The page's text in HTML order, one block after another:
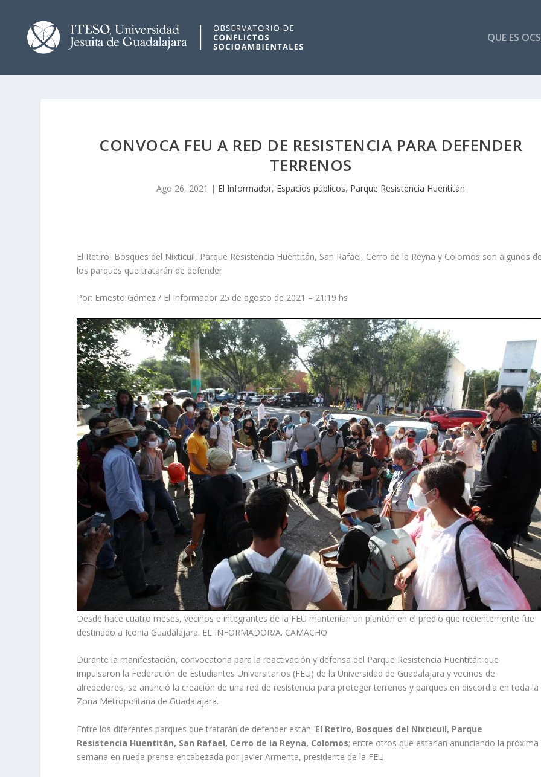
QUE ES
CONVOCA FEU A RED DE RESISTENCIA PARA DEFENDER
TERRENOS
Ago 26, 2021 | El Informador, Espacios públicos, Parque Resistencia Huentitán
El Retiro, Bosques del Nixticuil, Parque Resistencia Huentitán, San Rafael, Cerro de la Reyna y Colomos son algunos
los parques que tratarán de defender
Por: Ernesto Gómez / El Informador 25 de agosto de 2021 – 21:19 hs
Desde hace cuatro meses, vecinos e integrantes de la FEU mantenían un plantón en el predio que recientemente fue
destinado a Iconia Guadalajara. EL INFORMADOR/A. CAMACHO
Durante la manifestación, convocatoria para la reactivación y defensa del Parque Resistencia Huentitán que
impulsaron la Federación de Estudiantes Universitarios (FEU) de la Universidad de Guadalajara y vecinos de
alrededores, se anunció la creación de una red de resistencia para proteger terrenos y parques en discordia en toda la
Zona Metropolitana de Guadalajara.
Entre los diferentes parques que tratarán de defender están: El Retiro, Bosques del Nixticuil, Parque
Resistencia Huentitán, San Rafael, Cerro de la Reyna, Colomos; entre otros que estarían anunciando la próxima
semana en rueda prensa encabezada por Javier Armenta, presidente de la FEU.